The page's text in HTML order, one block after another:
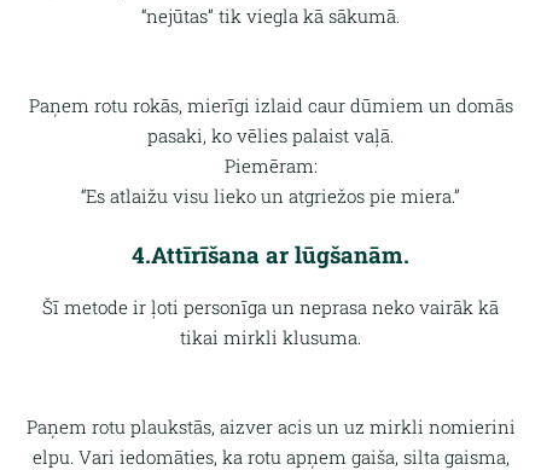
“nejūtas” tik viegla kā sākumā.
Paņem rotu rokās, mierīgi izlaid caur dūmiem un domās
pasaki, ko vēlies palaist vaļā.
Piemēram:
“Es atlaižu visu lieko un atgriežos pie miera.”
4.Attīrīšana ar lūgšanām.
Šī metode ir ļoti personīga un neprasa neko vairāk kā
tikai mirkli klusuma.
Paņem rotu plaukstās, aizver acis un uz mirkli nomierini
elpu. Vari iedomāties, ka rotu apņem gaiša, silta gaisma,